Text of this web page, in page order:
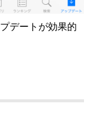
デートが効果的